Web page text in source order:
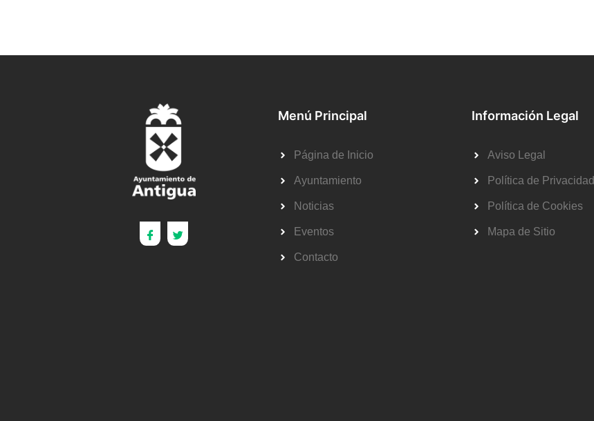
Menú Principal
Página de Inicio
Ayuntamiento
Noticias
Eventos
Contacto
Información Legal
Aviso Legal
Política de Privacidad
Política de Cookies
Mapa de Sitio